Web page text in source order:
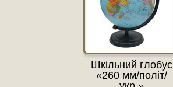
Шкільний глобус
«260 мм/політ/